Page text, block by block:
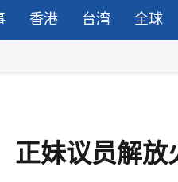
香港 台湾 全球
正妹议员解